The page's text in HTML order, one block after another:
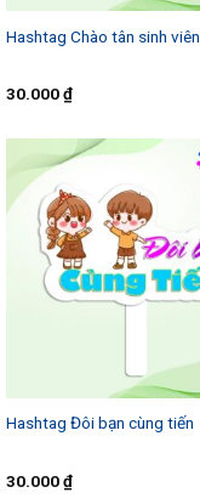
Hashtag Chào tân sinh viên
30.000₫
Hashtag Đôi bạn cùng tiến
30.000₫